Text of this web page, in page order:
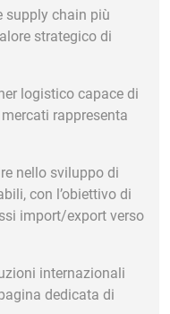
supply chain più
strategico di
logistico capace di
rappresenta
nello sviluppo di
con l’obiettivo di
import/export verso
internazionali
dedicata di